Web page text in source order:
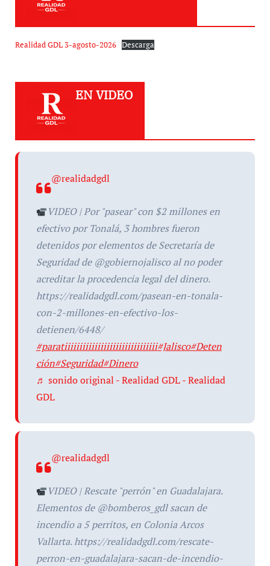
Realidad GDL 3-agosto-2026 Descarga
EN VIDEO
@realidadgdl
VIDEO | Por "pasear" con $2 millones en
efectivo por Tonalá, 3 hombres fueron
detenidos por elementos de Secretaría de
Seguridad de @gobiernojalisco al no poder
acreditar la procedencia legal del dinero.
https://realidadgdl.com/pasean-en-tonala-
con-2-millones-en-efectivo-los-
detienen/6448/
#paratiiiiiiiiiiiiiiiiiiiiiiiiiiiiiii#Jalisco#Deten
ción#Seguridad#Dinero
♬ sonido original - Realidad GDL - Realidad
GDL
@realidadgdl
VIDEO | Rescate "perrón" en Guadalajara.
Elementos de @bomberos_gdl sacan de
incendio a 5 perritos, en Colonia Arcos
Vallarta. https://realidadgdl.com/rescate-
perron-en-guadalajara-sacan-de-incendio-